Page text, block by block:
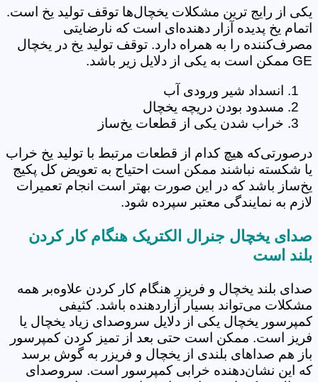
یکی از رایج ترین مشکلات یخچال‌ها توقف تولید یخ است.
اتمام یخ پدیده آزار دهنده‌ای است که نارضایتی
مصرف‌کننده را به همراه دارد. توقف تولید یخ در یخچال
GE ممکن است به یکی از دلایل زیر باشد.
انسداد شیر ورودی آب
مسدود بودن دریچه یخچال
خراب شدن یکی از قطعات یخ‌ساز
درصورتی‌که هیچ کدام از قطعات مرتبط با تولید یخ خراب
یا شکسته نباشند ممکن است احتیاج به تعویض کل پکیج
یخ‌ساز باشد که در این صورت بهتر است انجام تعمیرات
لازم به نمایندگی معتبر سپرده شود.
صدای یخچال جنرال الکتریک هنگام کار کردن
بلند است
صدای بلند یخچال و فریزر هنگام کار کردن علاوه‌بر همه
مشکلات می‌تواند بسیار آزاردهنده باشد. کثیفی
کمپرسور یخچال یکی از دلایل سروصدای زیاد یخچال یا
فریز است. ممکن است حتی بعد از تمیز کردن کمپرسور
باز هم صداهای بلندی از یخچال و فریزر به گوش برسد
که این نشان‌دهنده خرابی کمپرسور است. سروصدای